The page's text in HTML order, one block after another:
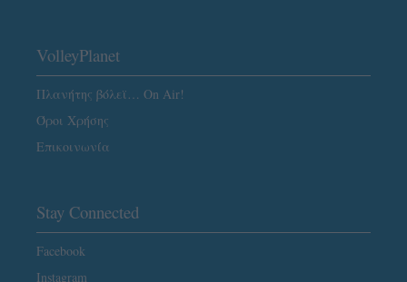
VolleyPlanet
Πλανήτης βόλεϊ… On Air!
Όροι Χρήσης
Επικοινωνία
Stay Connected
Facebook
Instagram